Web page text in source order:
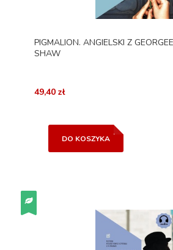
PIGMALION. ANGIELSKI Z
SHAW
49,40 zł
DO KOSZYKA